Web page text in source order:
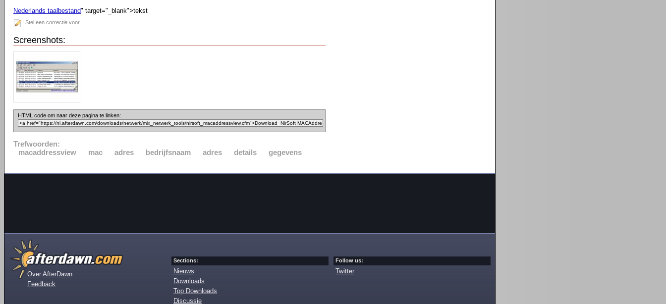
Nederlands taalbestand" target="_blank">tekst
Stel een correctie voor
Screenshots:
HTML code om naar deze pagina te linken:
Trefwoorden:
macaddressview
mac adres bedrijfsnaam adres details gegevens
Over AfterDawn
Feedback
Sections:
Nieuws
Downloads
Top Downloads
Discussie
Follow us:
Twitter